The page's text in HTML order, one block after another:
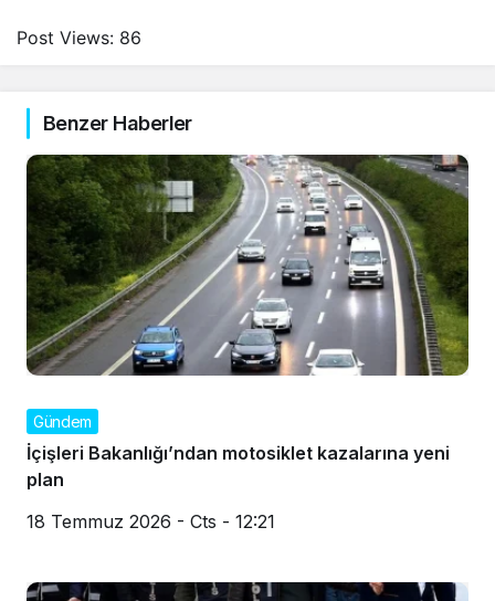
Post Views: 86
Benzer Haberler
Gündem
İçişleri Bakanlığı’ndan motosiklet kazalarına yeni
plan
18 Temmuz 2026 - Cts - 12:21